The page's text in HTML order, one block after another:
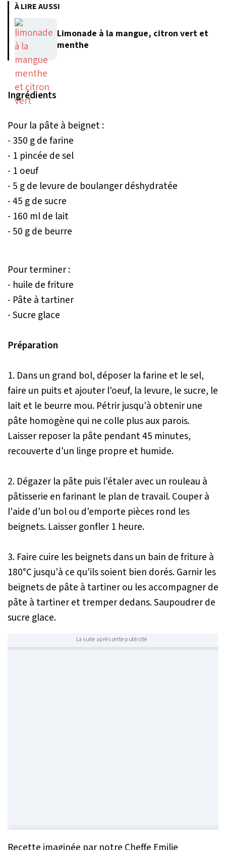
À LIRE AUSSI
Limonade à la mangue, citron vert et
menthe
Ingrédients
Pour la pâte à beignet :
- 350 g de farine
- 1 pincée de sel
- 1 oeuf
- 5 g de levure de boulanger déshydratée
- 45 g de sucre
- 160 ml de lait
- 50 g de beurre
Pour terminer :
- huile de friture
- Pâte à tartiner
- Sucre glace
Préparation
1. Dans un grand bol, déposer la farine et le sel,
faire un puits et ajouter l'oeuf, la levure, le sucre, le
lait et le beurre mou. Pétrir jusqu'à obtenir une
pâte homogène qui ne colle plus aux parois.
Laisser reposer la pâte pendant 45 minutes,
recouverte d'un linge propre et humide.
2. Dégazer la pâte puis l'étaler avec un rouleau à
pâtisserie en farinant le plan de travail. Couper à
l'aide d'un bol ou d'emporte pièces rond les
beignets. Laisser gonfler 1 heure.
3. Faire cuire les beignets dans un bain de friture à
180°C jusqu'à ce qu'ils soient bien dorés. Garnir les
beignets de pâte à tartiner ou les accompagner de
pâte à tartiner et tremper dedans. Saupoudrer de
sucre glace.
La suite après cette publicité